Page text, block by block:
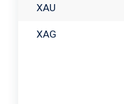
XAU
XAG